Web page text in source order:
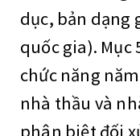
dục, bản dạng
quốc gia). Mục
chức năng
nhà thầu và
phân biệt đối